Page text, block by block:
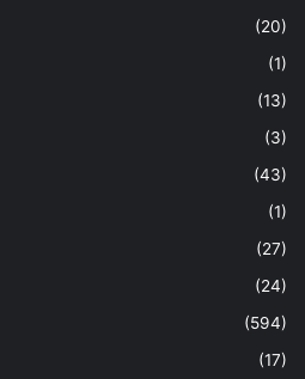
(20)
(1)
(13)
(3)
(43)
(1)
(27)
(24)
(594)
(17)